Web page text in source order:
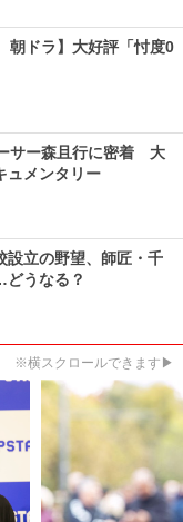
朝ドラ】大好評「忖度0
サー森且行に密着 大
ュメンタリー
設立の野望、師匠・千
うなる？
※横スクロールできます▶